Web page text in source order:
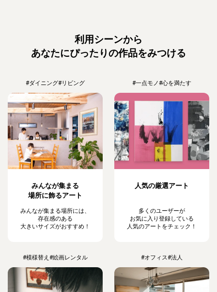
利用シーンから
あなたにぴったりの作品をみつける
#ダイニング#リビング
みんなが集まる
場所に飾るアート
みんなが集まる場所には、
存在感のある
大きいサイズがおすすめ！
#一点モノ#心を満たす
人気の厳選アート
多くのユーザーが
お気に入り登録している
人気のアートをチェック！
#模様替え #絵画レンタル #オフィス#法人